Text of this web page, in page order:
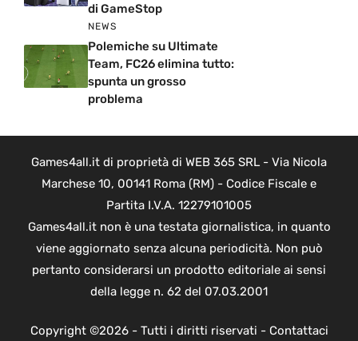
di GameStop
NEWS
Polemiche su Ultimate
Team, FC26 elimina tutto:
spunta un grosso
problema
Games4all.it di proprietà di WEB 365 SRL - Via Nicola
Marchese 10, 00141 Roma (RM) - Codice Fiscale e
Partita I.V.A. 12279101005
Games4all.it non è una testata giornalistica, in quanto
viene aggiornato senza alcuna periodicità. Non può
pertanto considerarsi un prodotto editoriale ai sensi
della legge n. 62 del 07.03.2001
Copyright ©2026 - Tutti i diritti riservati - Contattaci